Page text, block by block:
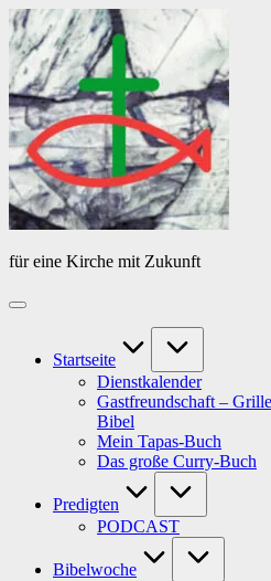
Skip
to
content
von
für eine Kirche mit Zukunft
Startseite
Dienstkalender
Gastfreundschaft –
Bibel
Mein Tapas-Buch
Das große Curry-Buch
Predigten
PODCAST
Bibelwoche